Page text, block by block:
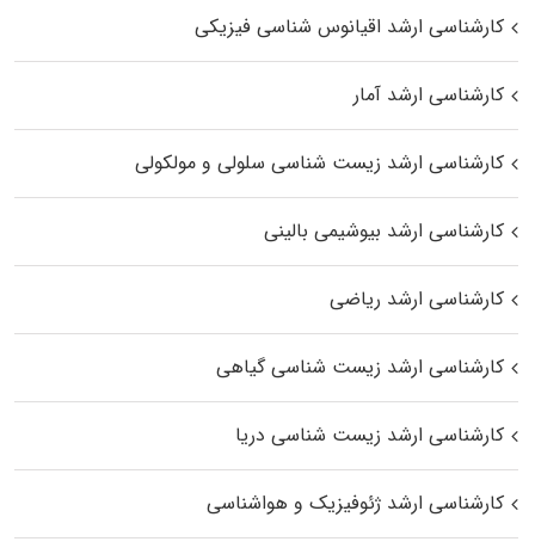
کارشناسی ارشد اقیانوس‌ شناسی فیزیکی
کارشناسی ارشد آمار
کارشناسی ارشد زیست شناسی سلولی و مولکولی
کارشناسی ارشد بیوشیمی بالینی
کارشناسی ارشد ریاضی
کارشناسی ارشد زیست‌ شناسی گیاهی
کارشناسی ارشد زیست‌ شناسی دریا
کارشناسی ارشد ژئوفیزیک و هواشناسی